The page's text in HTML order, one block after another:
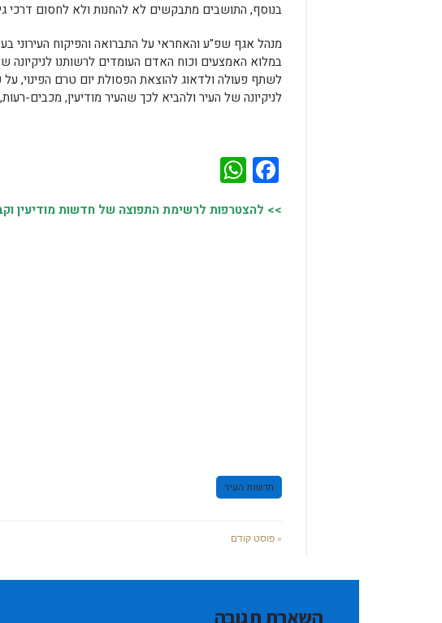
בנוסף, התושבים מתבקשים לא להחנות ולא לחסום דרכי
מנהל אגף שפ"ע והאחראי על התברואה והפיקוח העירוני
במלוא האמצעים וכוח האדם העומדים לרשותנו
לשתף פעולה ולדאוג להוצאת הפסולת יום טרם הפינוי, על
לניקיונה של העיר ולהביא לכך שהעיר מודיעין, מכבים-
Facebook
>> להצטרפות לרשימת התפוצה של חדשות מודיעין
חדשות העיר
« פוסט קודם
השארת תגובה